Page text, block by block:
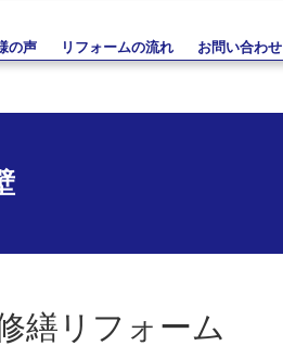
の声 リフォームの流れ お問い合わせ
繕リフォーム